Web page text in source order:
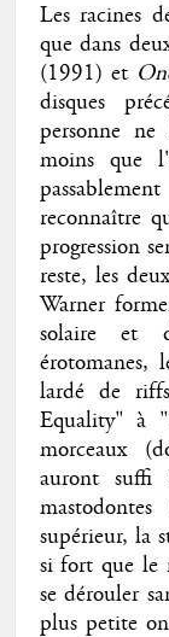
Les racines
que dans
(1991) et
disques
personne
moins que
reconnaître
progression
reste, les
Warner
solaire et
érotomanes,
lardé de
Equality" à
morceaux
auront suffi
supérieur, la
si fort que le
se dérouler
plus petite